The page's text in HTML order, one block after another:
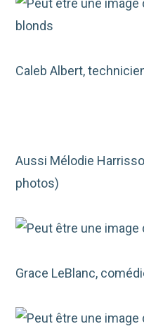
Caleb Albert,
Aussi Mélodie
photos)
Grace LeBlanc,